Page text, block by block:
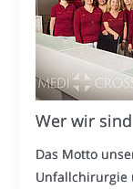
Wer wir sind
Das Motto
Unfallchirurgie